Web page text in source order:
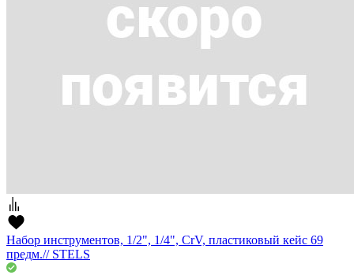
Набор инструментов, 1/2", 1/4", CrV, пластиковый кейс 69
предм.// STELS